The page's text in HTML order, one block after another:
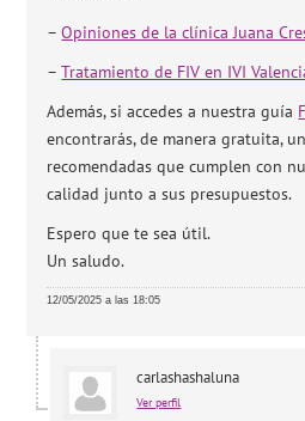
–Opiniones de la clínica Juana
–Tratamiento de FIV en IVI
Además, si accedes a nuestra guía
encontrarás, de manera gratuita,
recomendadas que cumplen con
calidad junto a sus presupuestos.
Espero que te sea útil.
Un saludo.
12/05/2025 a las 18:05
carlashashaluna
Ver perfil